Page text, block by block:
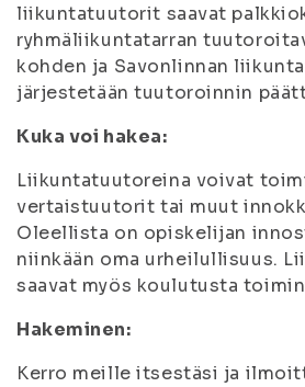
liikuntatuutorit saavat
ryhmäliikuntatarran
kohden ja Savonlinnan
järjestetään tuutoroinnin
Kuka voi hakea:
Liikuntatuutoreina voivat
vertaistuutorit tai muut
Oleellista on opiskelijan
niinkään oma urheilullisuus.
saavat myös koulutusta
Hakeminen:
Kerro meille itsestäsi ja